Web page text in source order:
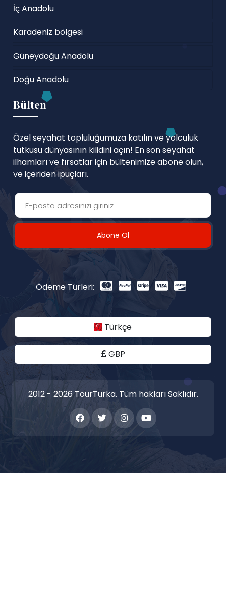
İç Anadolu
Karadeniz bölgesi
Güneydoğu Anadolu
Doğu Anadolu
Bülten
Özel seyahat topluluğumuza katılın ve yolculuk
tutkusu dünyasının kilidini açın! En son seyahat
ilhamları ve fırsatlar için bültenimize abone olun,
ve içeriden ipuçları.
Abone Ol
Ödeme Türleri:
Türkçe
GBP
2012 - 2026 TourTurka. Tüm hakları Saklıdır.